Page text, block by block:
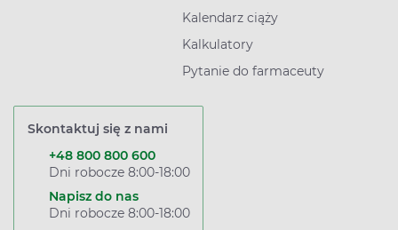
Kalendarz ciąży
Kalkulatory
Pytanie do farmaceuty
Skontaktuj się z nami
+48 800 800 600
Dni robocze 8:00-18:00
Napisz do nas
Dni robocze 8:00-18:00